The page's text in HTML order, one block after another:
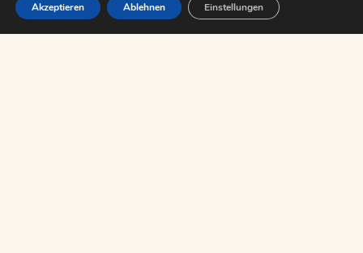
Akzeptieren Ablehnen Einstellungen